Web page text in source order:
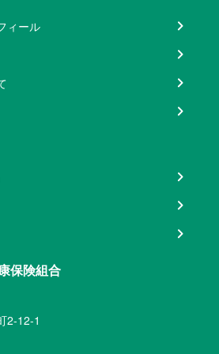
ィール
保険組合
2-12-1